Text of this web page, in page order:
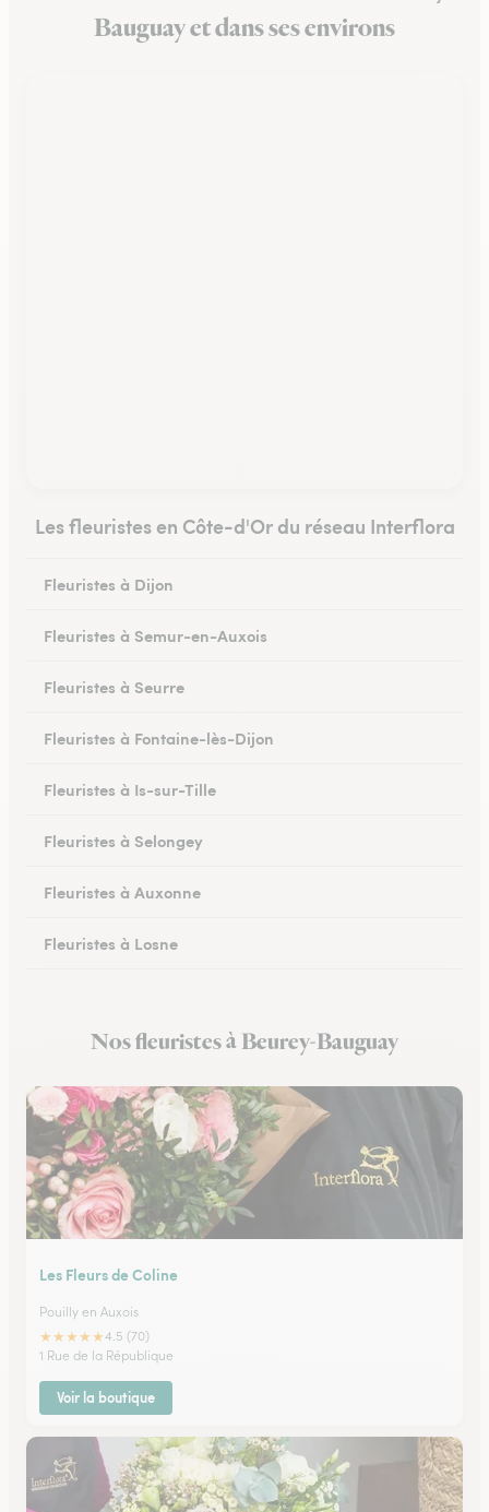
Bauguay et dans ses environs
Les fleuristes en Côte-d'Or du réseau Interflora
Fleuristes à Dijon
Fleuristes à Semur-en-Auxois
Fleuristes à Seurre
Fleuristes à Fontaine-lès-Dijon
Fleuristes à Is-sur-Tille
Fleuristes à Selongey
Fleuristes à Auxonne
Fleuristes à Losne
Fleuristes à Meursault
Nos fleuristes à Beurey-Bauguay
Les Fleurs de Coline
Pouilly en Auxois
★★★★★4.5 (70)
1 Rue de la République
Voir la boutique